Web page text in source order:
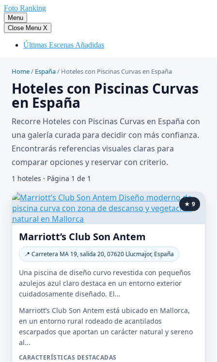
Saltar
al
contenido
Foto Ranking
Menu
Close Menu X
Últimas Escenas Añadidas
Home/ España/ Hoteles con Piscinas Curvas en España
Hoteles con Piscinas Curvas
en España
Recorre Hoteles con Piscinas Curvas en España con
una galería curada para decidir con más confianza.
Encontrarás referencias visuales claras para
comparar opciones y reservar con criterio.
1 hoteles · Página 1 de 1
★ 9
Marriott’s Club Son Antem
📍 Carretera MA 19, salida 20, 07620 Llucmajor, España
Una piscina de diseño curvo revestida con pequeños
azulejos azul claro destaca en un entorno exterior
cuidadosamente diseñado. El...
Marriott’s Club Son Antem está ubicado en Mallorca,
en un entorno rural rodeado de acantilados
escarpados que aportan un carácter natural y sereno
al...
CARACTERÍSTICAS DESTACADAS